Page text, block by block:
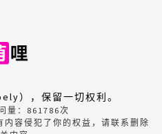
），保留一切权利。
量： 861786次
容侵犯了你的权益，请联系删除